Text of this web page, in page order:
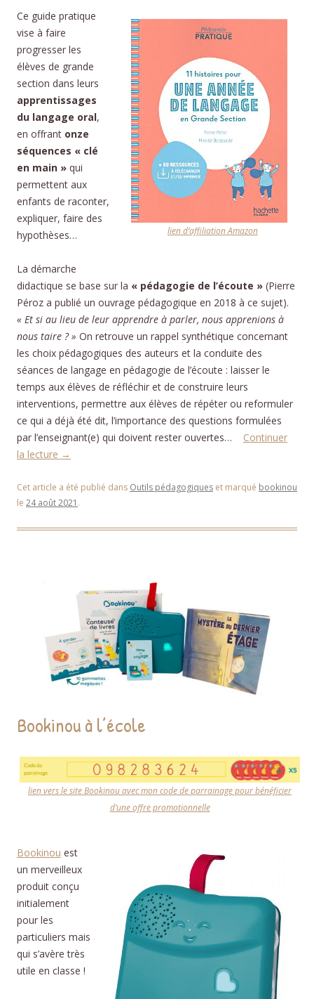
lien d’affiliation Amazon
Ce guide pratique
vise à faire
progresser les
élèves de grande
section dans leurs
apprentissages
du langage oral,
en offrant onze
séquences « clé
en main » qui
permettent aux
enfants de raconter,
expliquer, faire des
hypothèses…
La démarche
didactique se base sur la « pédagogie de l’écoute » (Pierre
Péroz a publié un ouvrage pédagogique en 2018 à ce sujet).
« Et si au lieu de leur apprendre à parler, nous apprenions à
nous taire ? » On retrouve un rappel synthétique concernant
les choix pédagogiques des auteurs et la conduite des
séances de langage en pédagogie de l’écoute : laisser le
temps aux élèves de réfléchir et de construire leurs
interventions, permettre aux élèves de répéter ou reformuler
ce qui a déjà été dit, l’importance des questions formulées
par l’enseignant(e) qui doivent rester ouvertes… Continuer
la lecture →
Cet article a été publié dans Outils pédagogiques et marqué bookinou
le 24 août 2021 .
Bookinou à l’école
lien vers le site Bookinou avec mon code de parrainage pour bénéficier
d’une offre promotionnelle
Bookinou est
un merveilleux
produit conçu
initialement
pour les
particuliers mais
qui s’avère très
utile en classe !